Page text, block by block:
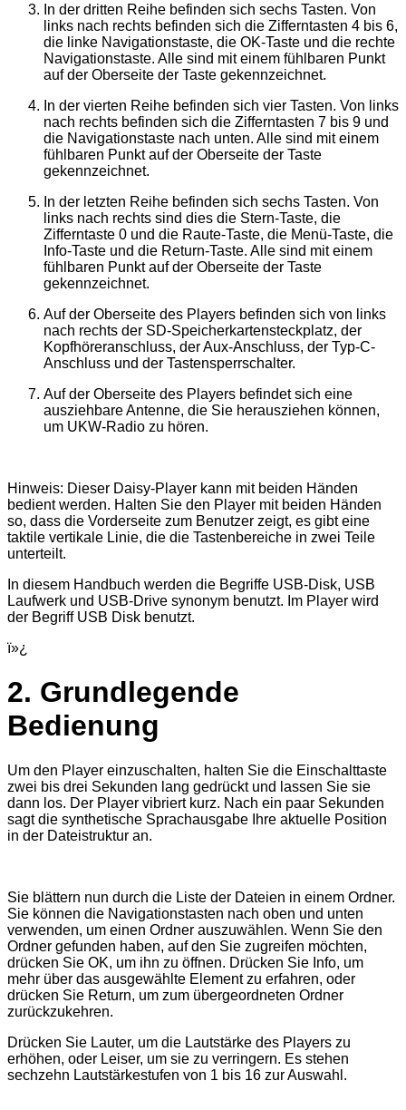
In der dritten Reihe befinden sich sechs Tasten. Von
links nach rechts befinden sich die Zifferntasten 4 bis 6,
die linke Navigationstaste, die OK-Taste und die rechte
Navigationstaste. Alle sind mit einem fühlbaren Punkt
auf der Oberseite der Taste gekennzeichnet.
In der vierten Reihe befinden sich vier Tasten. Von links
nach rechts befinden sich die Zifferntasten 7 bis 9 und
die Navigationstaste nach unten. Alle sind mit einem
fühlbaren Punkt auf der Oberseite der Taste
gekennzeichnet.
In der letzten Reihe befinden sich sechs Tasten. Von
links nach rechts sind dies die Stern-Taste, die
Zifferntaste 0 und die Raute-Taste, die Menü-Taste, die
Info-Taste und die Return-Taste. Alle sind mit einem
fühlbaren Punkt auf der Oberseite der Taste
gekennzeichnet.
Auf der Oberseite des Players befinden sich von links
nach rechts der SD-Speicherkartensteckplatz, der
Kopfhöreranschluss, der Aux-Anschluss, der Typ-C-
Anschluss und der Tastensperrschalter.
Auf der Oberseite des Players befindet sich eine
ausziehbare Antenne, die Sie herausziehen können,
um UKW-Radio zu hören.
Hinweis: Dieser Daisy-Player kann mit beiden Händen
bedient werden. Halten Sie den Player mit beiden Händen
so, dass die Vorderseite zum Benutzer zeigt, es gibt eine
taktile vertikale Linie, die die Tastenbereiche in zwei Teile
unterteilt.
In diesem Handbuch werden die Begriffe USB-Disk, USB
Laufwerk und USB-Drive synonym benutzt. Im Player wird
der Begriff USB Disk benutzt.
ï»¿
2. Grundlegende
Bedienung
Um den Player einzuschalten, halten Sie die Einschalttaste
zwei bis drei Sekunden lang gedrückt und lassen Sie sie
dann los. Der Player vibriert kurz. Nach ein paar Sekunden
sagt die synthetische Sprachausgabe Ihre aktuelle Position
in der Dateistruktur an.
Sie blättern nun durch die Liste der Dateien in einem Ordner.
Sie können die Navigationstasten nach oben und unten
verwenden, um einen Ordner auszuwählen. Wenn Sie den
Ordner gefunden haben, auf den Sie zugreifen möchten,
drücken Sie OK, um ihn zu öffnen. Drücken Sie Info, um
mehr über das ausgewählte Element zu erfahren, oder
drücken Sie Return, um zum übergeordneten Ordner
zurückzukehren.
Drücken Sie Lauter, um die Lautstärke des Players zu
erhöhen, oder Leiser, um sie zu verringern. Es stehen
sechzehn Lautstärkestufen von 1 bis 16 zur Auswahl.